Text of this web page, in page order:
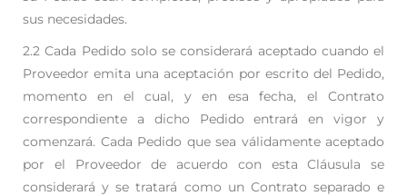
sus necesidades.
2.2 Cada Pedido solo se considerará aceptado cuando el
Proveedor emita una aceptación por escrito del Pedido,
momento en el cual, y en esa fecha, el Contrato
correspondiente a dicho Pedido entraráen vigor y
comenzará. Cada Pedido que sea válidamente aceptado
por el Proveedor de acuerdo con esta Cláusula se
considerará y se tratará como un Contrato separado e